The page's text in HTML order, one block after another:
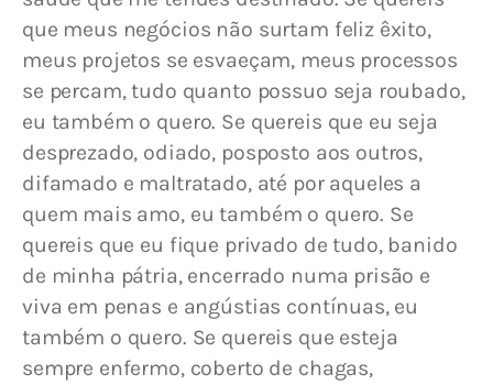
que meus negócios não surtam feliz êxito,
meus projetos se esvaeçam, meus processos
se percam, tudo quanto possuo seja roubado,
eu também o quero. Se quereis que eu seja
desprezado, odiado, posposto aos outros,
difamado e maltratado, até por aqueles a
quem mais amo, eu também o quero. Se
quereis que eu fique privado de tudo, banido
de minha pátria, encerrado numa prisão e
viva em penas e angústias contínuas, eu
também o quero. Se quereis que esteja
sempre enfermo, coberto de chagas,